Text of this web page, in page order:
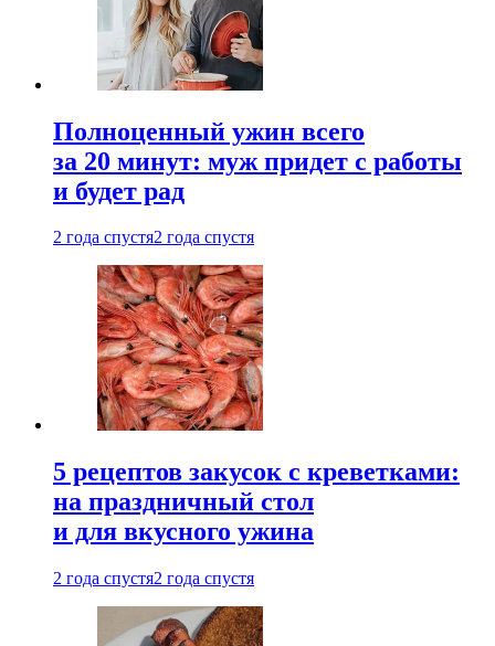
Полноценный ужин всего
за 20 минут: муж придет с работы
и будет рад
2 года спустя2 года спустя
5 рецептов закусок с креветками:
на праздничный стол
и для вкусного ужина
2 года спустя2 года спустя